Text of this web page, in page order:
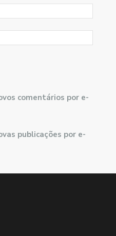
comentários por e-
publicações por e-